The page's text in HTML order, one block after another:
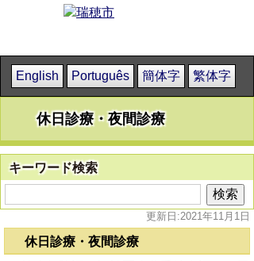
English Português 簡体字 繁体字
休日診療・夜間診療
キーワード検索
更新日:2021年11月1日
休日診療・夜間診療